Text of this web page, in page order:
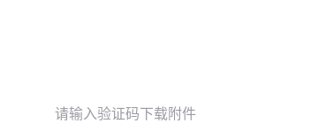
请输入验证码下载附件